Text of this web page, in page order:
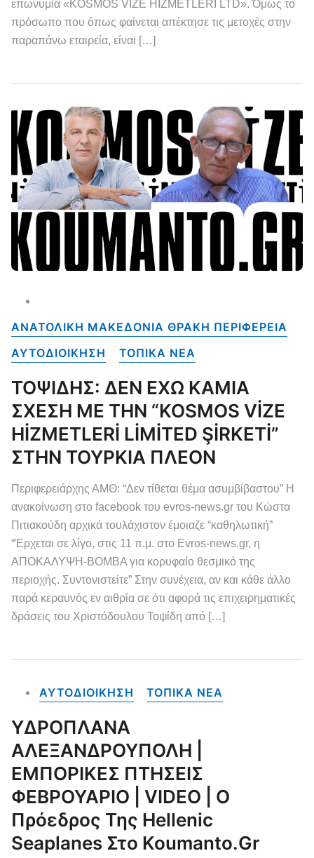
επωνυμία «KOSMOS VIZE HIZMETLERI LTD». Όμως το
πρόσωπο που όπως φαίνεται απέκτησε τις μετοχές στην
παραπάνω εταιρεία, είναι […]
ΑΝΑΤΟΛΙΚΗ ΜΑΚΕΔΟΝΙΑ ΘΡΑΚΗ ΠΕΡΙΦΕΡΕΙΑ
ΑΥΤΟΔΙΟΙΚΗΣΗ
ΤΟΠΙΚΑ NEA
ΤΟΨΙΔΗΣ: ΔΕΝ ΕΧΩ ΚΑΜΙΑ
ΣΧΕΣΗ ΜΕ ΤΗΝ “KOSMOS VİZE
HİZMETLERİ LİMİTED ŞİRKETİ”
ΣΤΗΝ ΤΟΥΡΚΙΑ ΠΛΕΟΝ
Περιφερειάρχης ΑΜΘ: “Δεν τίθεται θέμα ασυμβίβαστου” Η
ανακοίνωση στο facebook του evros-news.gr του Κώστα
Πιτιακούδη αρχικά τουλάχιστον έμοιαζε “καθηλωτική”
“Έρχεται σε λίγο, στις 11 π.μ. στο Evros-news.gr, η
ΑΠΟΚΑΛΥΨΗ-ΒΟΜΒΑ για κορυφαίο θεσμικό της
περιοχής. Συντονιστείτε” Στην συνέχεια, αν και κάθε άλλο
παρά κεραυνός εν αιθρία σε ότι αφορά τις επιχειρηματικές
δράσεις του Χριστόδουλου Τοψίδη από […]
ΑΥΤΟΔΙΟΙΚΗΣΗ ΤΟΠΙΚΑ NEA
ΥΔΡΟΠΛΑΝΑ
ΑΛΕΞΑΝΔΡΟΥΠΟΛΗ |
ΕΜΠΟΡΙΚΕΣ ΠΤΗΣΕΙΣ
ΦΕΒΡΟΥΑΡΙΟ | VIDEO | Ο
Πρόεδρος Της Hellenic
Seaplanes Στο Koumanto.gr